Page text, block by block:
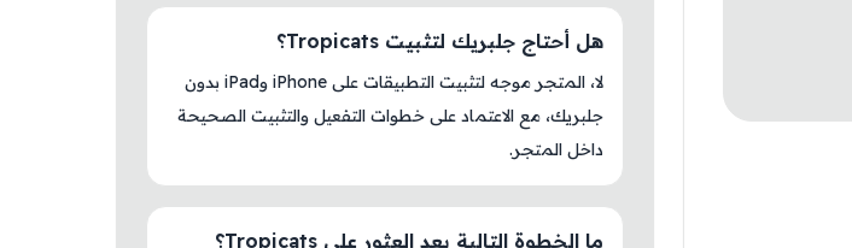
هل أحتاج جلبريك لتثبيت Tropicats؟
لا، المتجر موجه لتثبيت التطبيقات على iPhone وiPad بدون
جلبريك، مع الاعتماد على خطوات التفعيل والتثبيت الصحيحة
داخل المتجر.
ما الخطوة التالية بعد العثور على Tropicats؟